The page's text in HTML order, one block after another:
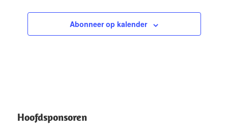
Abonneer op kalender
Hoofdsponsoren